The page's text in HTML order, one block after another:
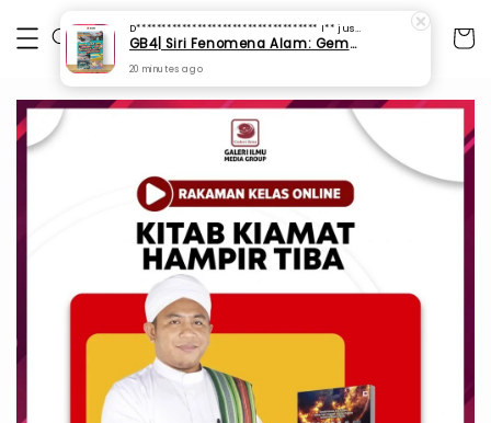
D************************************ I** just purchased
GB4| Siri Fenomena Alam: Gempa Bumi & Tsunami Yang Memusnahkan Kehidupan (SFM 2A)
20 minutes ago